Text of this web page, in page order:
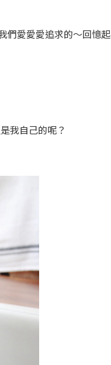
們愛愛愛追求的～回憶起
我自己的呢？